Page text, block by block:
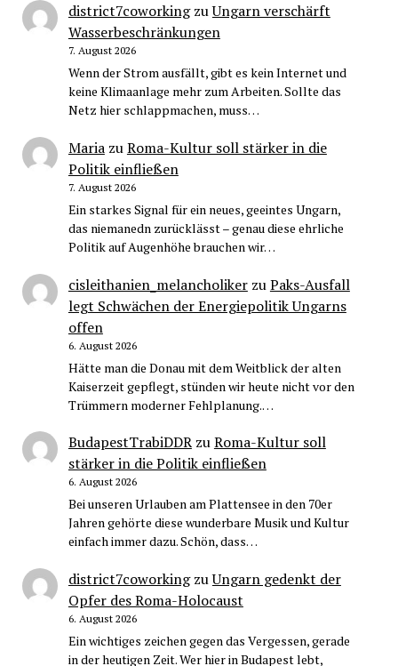
district7coworkingzuUngarn verschärft
Wasserbeschränkungen
7. August 2026
Wenn der Strom ausfällt, gibt es kein Internet und
keine Klimaanlage mehr zum Arbeiten. Sollte das
Netz hier schlappmachen, muss…
MariazuRoma-Kultur soll stärker in die
Politik einfließen
7. August 2026
Ein starkes Signal für ein neues, geeintes Ungarn,
das niemanedn zurücklässt – genau diese ehrliche
Politik auf Augenhöhe brauchen wir…
cisleithanien_melancholikerzuPaks-Ausfall
legt Schwächen der Energiepolitik Ungarns
offen
6. August 2026
Hätte man die Donau mit dem Weitblick der alten
Kaiserzeit gepflegt, stünden wir heute nicht vor den
Trümmern moderner Fehlplanung.…
BudapestTrabiDDRzuRoma-Kultur soll
stärker in die Politik einfließen
6. August 2026
Bei unseren Urlauben am Plattensee in den 70er
Jahren gehörte diese wunderbare Musik und Kultur
einfach immer dazu. Schön, dass…
district7coworkingzuUngarn gedenkt der
Opfer des Roma-Holocaust
6. August 2026
Ein wichtiges zeichen gegen das Vergessen, gerade
in der heutigen Zeit. Wer hier in Budapest lebt,